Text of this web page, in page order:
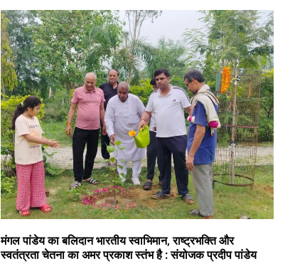
मंगल पांडेय का बलिदान भारतीय स्वाभिमान, राष्ट्रभक्ति और
स्वतंत्रता चेतना का अमर प्रकाश स्तंभ है : संयोजक प्रदीप पांडेय